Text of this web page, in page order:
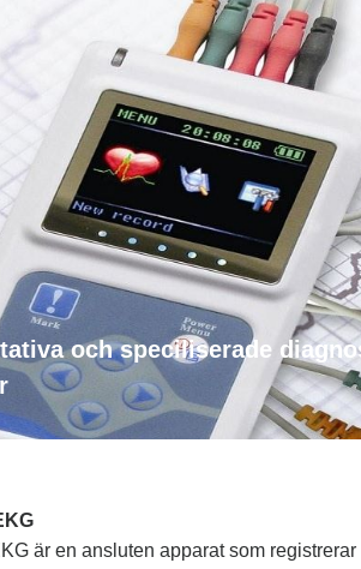
och speciliserade
är en ansluten apparat som